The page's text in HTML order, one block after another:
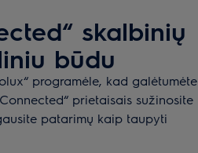
skalbinių
būdu
programėle, kad galėtumėte
prietaisais sužinosite
patarimų kaip taupyti